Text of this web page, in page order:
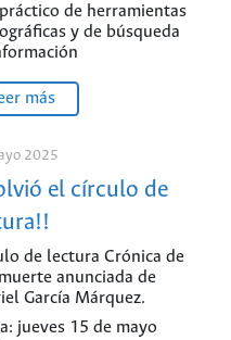
de herramientas
y de búsqueda
más
2025
el círculo de
de lectura Crónica de
anunciada de
García Márquez.
jueves 15 de mayo